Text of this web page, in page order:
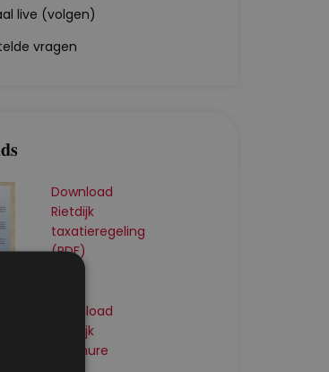
live (volgen)
vragen
Download
Rietdijk
taxatieregeling
(PDF)
Download
Rietdijk
brochure